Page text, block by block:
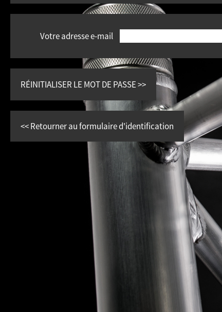
Votre adresse e-mail
<<Retourner au formulaire d'identification